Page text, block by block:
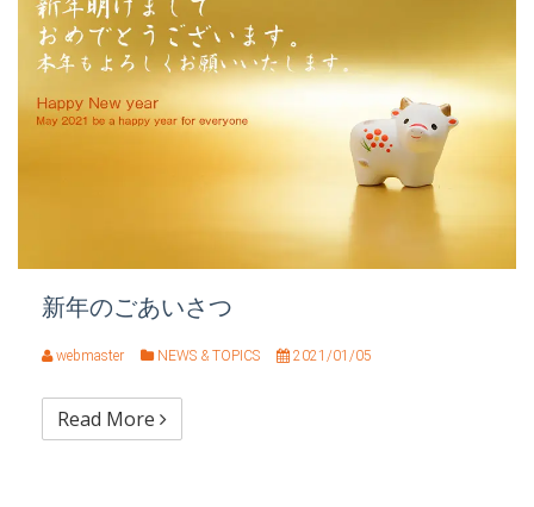
新年のごあいさつ
webmaster NEWS & TOPICS 2021/01/05
Read More